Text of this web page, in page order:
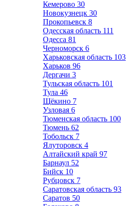
Кемерово 30
Новокузнецк 30
Прокопьевск 8
Одесская область 111
Одесса 81
Черноморск 6
Харьковская область 103
Харьков 96
Дергачи 3
Тульская область 101
Тула 46
Щёкино 7
Узловая 6
Тюменская область 100
Тюмень 62
Тобольск 7
Ялуторовск 4
Алтайский край 97
Барнаул 52
Бийск 10
Рубцовск 7
Саратовская область 93
Саратов 50